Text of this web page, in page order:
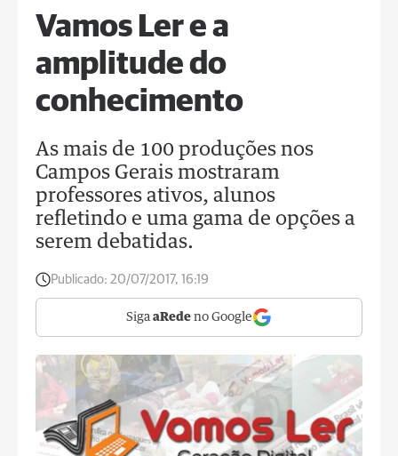
Vamos Ler e a
amplitude do
conhecimento
As mais de 100 produções nos
Campos Gerais mostraram
professores ativos, alunos
refletindo e uma gama de opções a
serem debatidas.
Publicado: 20/07/2017, 16:19
Siga aRede no Google